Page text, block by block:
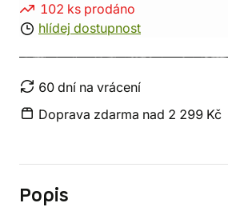
102 ks prodáno
hlídej dostupnost
60 dní na vrácení
Doprava zdarma nad 2 299 Kč
Popis